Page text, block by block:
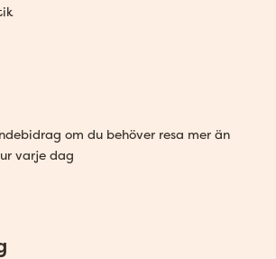
om du behöver resa mer än
varje dag